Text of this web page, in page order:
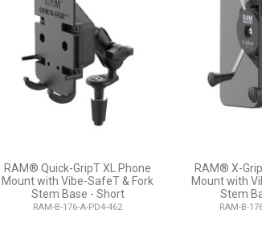
RAM® Quick-GripT XL Phone
Mount with Vibe-SafeT & Fork
Stem Base - Short
RAM-B-176-A-PD4-462
RAM® X-
Mount with
Stem
RAM-B-